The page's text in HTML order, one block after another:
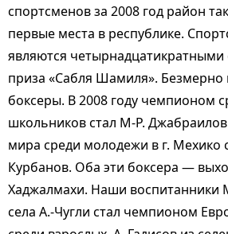
спортсменов за 2008 год район
первые места в республике.
являются четырнадцатикратными
приза «Сабля Шамиля». Безмерно
боксеры. В 2008 году чемпионом
школьников стал М-Р.
мира среди молодежи в г. Мехико
Курбанов. Оба эти боксера —
Хаджалмахи. Наши воспитанники
села А.-Чугли стал чемпионом